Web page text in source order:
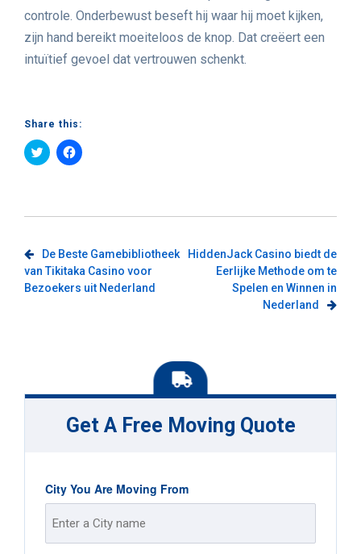
controle. Onderbewust beseft hij waar hij moet kijken,
zijn hand bereikt moeiteloos de knop. Dat creëert een
intuïtief gevoel dat vertrouwen schenkt.
Share this:
Click
to
in
Click
to
in
Post
navigation
De Beste Gamebibliotheek
van Tikitaka Casino voor
Bezoekers uit Nederland
HiddenJack Casino biedt de
Eerlijke Methode om te
Spelen en Winnen in
Nederland
Get A Free Moving Quote
City You Are Moving From